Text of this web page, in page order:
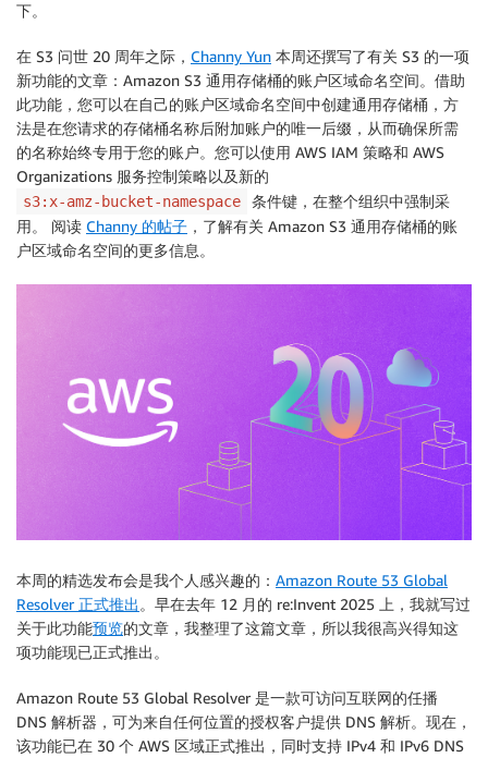
下。
在 S3 问世 20 周年之际， Channy Yun 本周还撰写了有关 S3 的一项
新功能的文章：Amazon S3 通用存储桶的账户区域命名空间。借助
此功能，您可以在自己的账户区域命名空间中创建通用存储桶，方
法是在您请求的存储桶名称后附加账户的唯一后缀，从而确保所需
的名称始终专用于您的账户。您可以使用 AWS IAM 策略和 AWS
Organizations 服务控制策略以及新的
s3:x-amz-bucket-namespace
条件键，在整个组织中强制采
用。 阅读 Channy 的帖子 ，了解有关 Amazon S3 通用存储桶的账
户区域命名空间的更多信息。
本周的精选发布会是我个人感兴趣的： Amazon Route 53 Global
Resolver 正式推出 。早在去年 12 月的 re:Invent 2025 上，我就写过
关于此功能预览的文章，我整理了这篇文章，所以我很高兴得知这
项功能现已正式推出。
Amazon Route 53 Global Resolver 是一款可访问互联网的任播
DNS 解析器，可为来自任何位置的授权客户提供 DNS 解析。现在，
该功能已在 30 个 AWS 区域正式推出，同时支持 IPv4 和 IPv6 DNS